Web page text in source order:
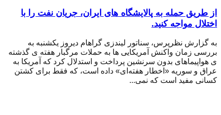
از طریق حمله به پالایشگاه های ایران، جریان نفت را با
اختلال مواجه کنید.
به گزارش نظرپرس، سناتور لیندزی گراهام دیروز یکشنبه به
بررسی زمان واکنش آمریکایی ها به حملات مرگبار هفته ی گذشته
ی هواپیماهای بدون سرنشین پرداخت و استدلال کرد که آمریکا به
عراق و سوریه «اخطار هفته‌ای» داده است، که فقط برای کشتن
کسانی مفید است که نمی...